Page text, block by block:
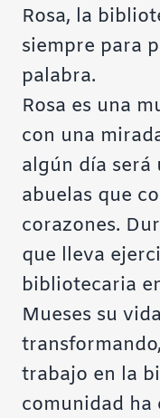
Rosa, la
siempre para
palabra.
Rosa es una
con una
algún día será
abuelas que
corazones.
que lleva
bibliotecaria
Mueses su
trabajo en la
comunidad ha